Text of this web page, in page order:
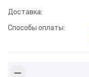
Доставка:
Способы оплаты: